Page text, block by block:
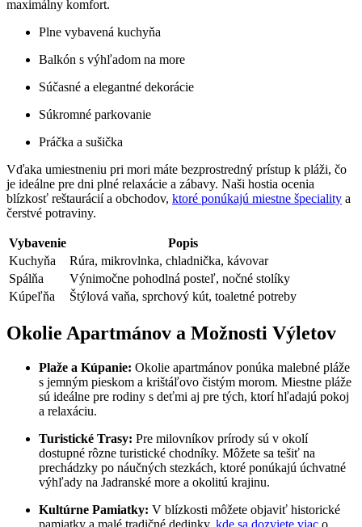
maximálny komfort.
Plne vybavená kuchyňa
Balkón s výhľadom na more
Súčasné a elegantné dekorácie
Súkromné parkovanie
Práčka a sušička
Vďaka umiestneniu pri mori máte bezprostredný prístup k pláži, čo
je ideálne pre dni plné relaxácie a zábavy. Naši hostia ocenia
blízkosť reštaurácií a obchodov, ktoré ponúkajú miestne špeciality a
čerstvé potraviny.
Vybavenie
Popis
Kuchyňa
Rúra, mikrovlnka, chladnička, kávovar
Spálňa
Výnimočne pohodlná posteľ, nočné stolíky
Kúpeľňa
Štýlová vaňa, sprchový kút, toaletné potreby
Okolie Apartmánov a Možnosti Výletov
Plaže a Kúpanie: Okolie apartmánov ponúka malebné pláže
s jemným pieskom a krištáľovo čistým morom. Miestne pláže
sú ideálne pre rodiny s deťmi aj pre tých, ktorí hľadajú pokoj
a relaxáciu.
Turistické Trasy: Pre milovníkov prírody sú v okolí
dostupné rôzne turistické chodníky. Môžete sa tešiť na
prechádzky po náučných stezkách, ktoré ponúkajú úchvatné
výhľady na Jadranské more a okolitú krajinu.
Kultúrne Pamiatky: V blízkosti môžete objaviť historické